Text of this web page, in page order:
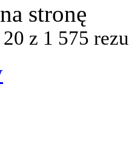
stronę
z 1 575